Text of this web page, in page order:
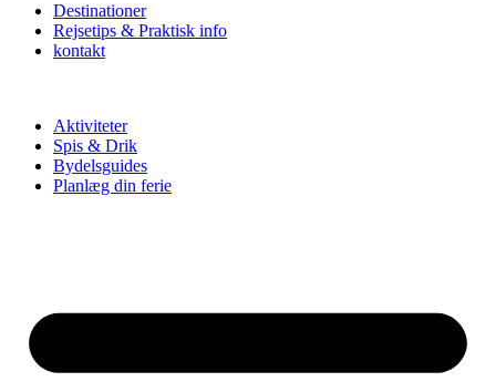
Destinationer
Rejsetips & Praktisk info
kontakt
Aktiviteter
Spis & Drik
Bydelsguides
Planlæg din ferie